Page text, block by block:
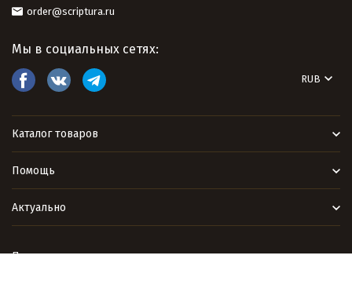
order@scriptura.ru
Мы в социальных сетях:
RUB
Каталог товаров
Помощь
Актуально
Политика персональных данных